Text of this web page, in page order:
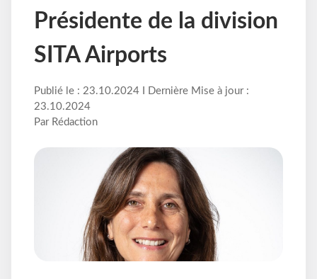
Présidente de la division
SITA Airports
Publié le : 23.10.2024 I Dernière Mise à jour :
23.10.2024
Par Rédaction